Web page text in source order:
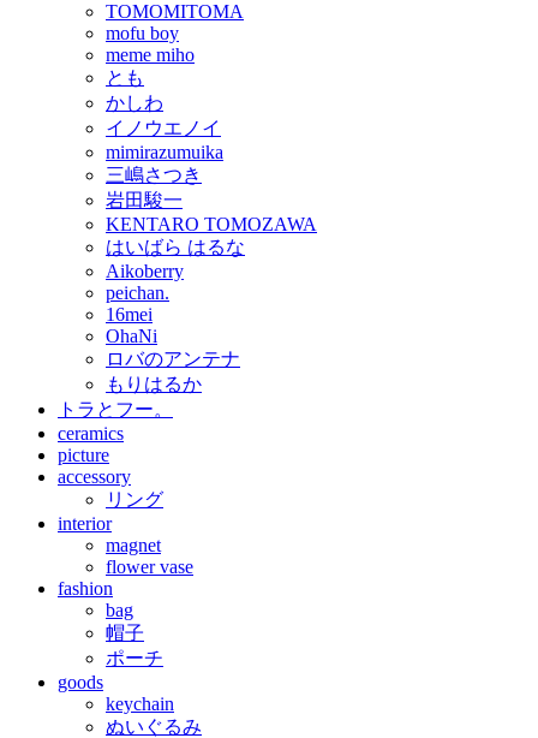
TOMOMITOMA
mofu boy
meme miho
とも
かしわ
イノウエノイ
mimirazumuika
三嶋さつき
岩田駿一
KENTARO TOMOZAWA
はいばら はるな
Aikoberry
peichan.
16mei
OhaNi
ロバのアンテナ
もりはるか
トラとフー。
ceramics
picture
accessory
リング
interior
magnet
flower vase
fashion
bag
帽子
ポーチ
goods
keychain
ぬいぐるみ